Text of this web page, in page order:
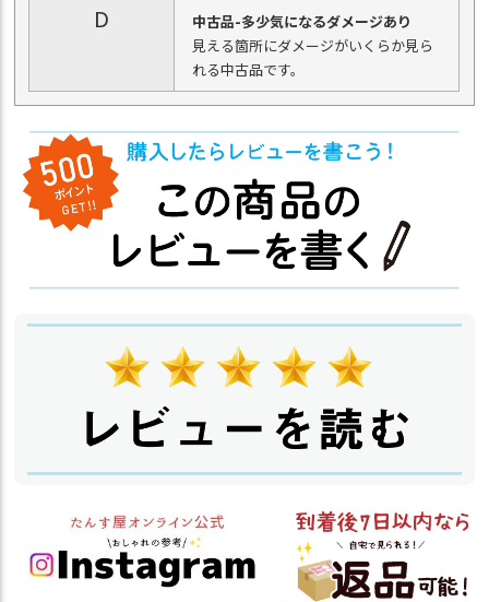
D
中古品-多少気になるダメージあり
見える箇所にダメージがいくらか見ら
れる中古品です。